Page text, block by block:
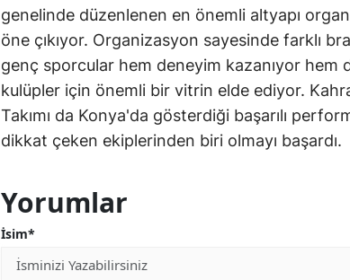
genelinde düzenlenen en önemli altyapı
öne çıkıyor. Organizasyon sayesinde farklı
genç sporcular hem deneyim kazanıyor hem
kulüpler için önemli bir vitrin elde ediyor.
Takımı da Konya'da gösterdiği başarılı
dikkat çeken ekiplerinden biri olmayı başardı.
Yorumlar
İsim*